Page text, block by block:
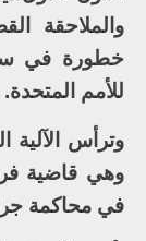
والملاحقة
خطورة في
للأمم المتحدة.
وترأس الآلية
وهي قاضية
في محاكمة